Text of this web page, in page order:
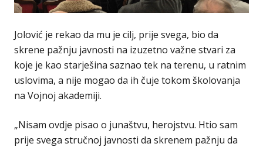
Jolović je rekao da mu je cilj, prije svega, bio da
skrene pažnju javnosti na izuzetno važne stvari za
koje je kao starješina saznao tek na terenu, u ratnim
uslovima, a nije mogao da ih čuje tokom školovanja
na Vojnoj akademiji.
„Nisam ovdje pisao o junaštvu, herojstvu. Htio sam
prije svega stručnoj javnosti da skrenem pažnju da